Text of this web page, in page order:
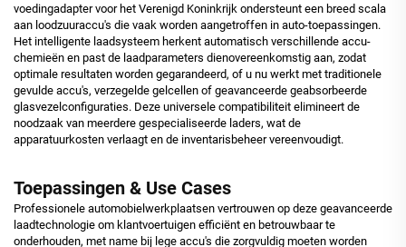
voedingadapter voor het Verenigd Koninkrijk ondersteunt een breed scala
aan loodzuuraccu's die vaak worden aangetroffen in auto-toepassingen.
Het intelligente laadsysteem herkent automatisch verschillende accu-
chemieën en past de laadparameters dienovereenkomstig aan, zodat
optimale resultaten worden gegarandeerd, of u nu werkt met traditionele
gevulde accu's, verzegelde gelcellen of geavanceerde geabsorbeerde
glasvezelconfiguraties. Deze universele compatibiliteit elimineert de
noodzaak van meerdere gespecialiseerde laders, wat de
apparatuurkosten verlaagt en de inventarisbeheer vereenvoudigt.
Toepassingen & Use Cases
Professionele automobielwerkplaatsen vertrouwen op deze geavanceerde
laadtechnologie om klantvoertuigen efficiënt en betrouwbaar te
onderhouden, met name bij lege accu's die zorgvuldig moeten worden